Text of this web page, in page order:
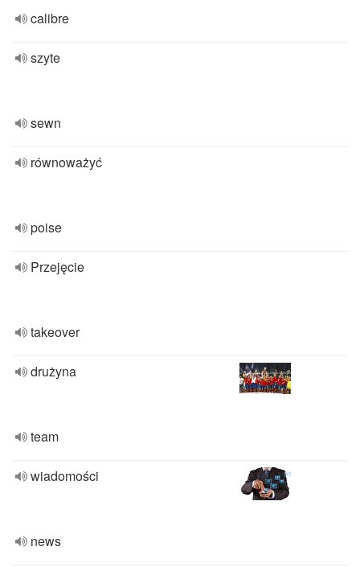
calibre
szyte
sewn
równoważyć
poise
Przejęcie
takeover
drużyna
team
wiadomości
news